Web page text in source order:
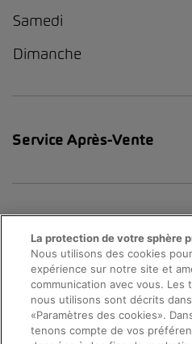
Samedi
Dimanche
Service Après-Vente
La protection de votre sphère
Nous utilisons des cookies
expérience sur notre site et
communication avec vous. Les
nous utilisons sont décrits
«Paramètres des cookies».
tenons compte de vos